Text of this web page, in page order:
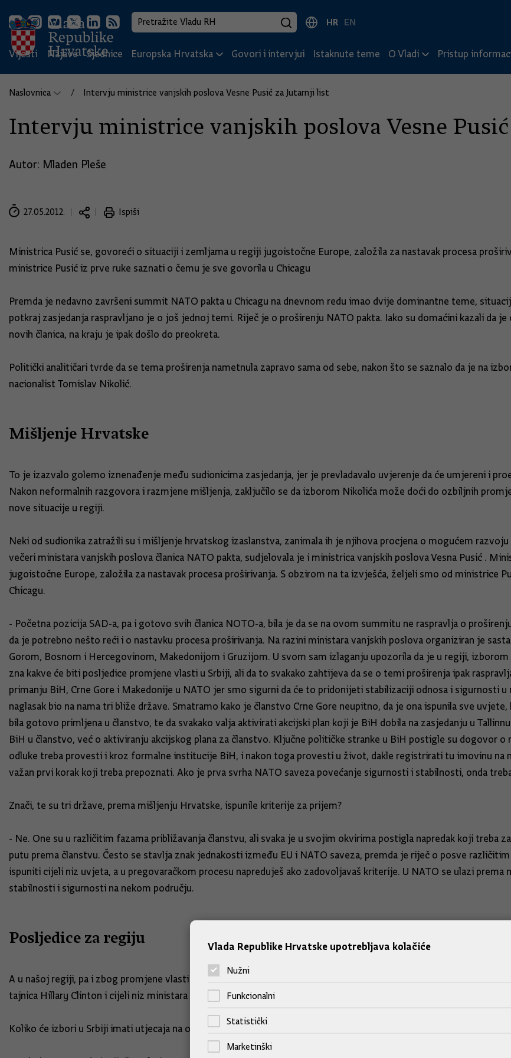
HR EN
Vijesti Najave Sjednice Europska Hrvatska Govori i intervjui Istaknute teme O Vladi Pristup
Naslovnica Intervju ministrice vanjskih poslova Vesne Pusić za Jutarnji list
Intervju ministrice vanjskih poslova Vesne
Autor: Mladen Pleše
27.05.2012. Ispiši
Ministrica Pusić se, govoreći o situaciji i zemljama u regiji jugoistočne Europe, založila za nastavak procesa
ministrice Pusić iz prve ruke saznati o čemu je sve govorila u Chicagu
Premda je nedavno završeni summit NATO pakta u Chicagu na dnevnom redu imao dvije dominantne teme,
potkraj zasjedanja raspravljano je o još jednoj temi. Riječ je o proširenju NATO pakta. Iako su domaćini kazali da
novih članica, na kraju je ipak došlo do preokreta.
Politički analitičari tvrde da se tema proširenja nametnula zapravo sama od sebe, nakon što se saznalo da je na
nacionalist Tomislav Nikolić.
Mišljenje Hrvatske
To je izazvalo golemo iznenađenje među sudionicima zasjedanja, jer je prevladavalo uvjerenje da će umjereni i
Nakon neformalnih razgovora i razmjene mišljenja, zaključilo se da izborom Nikolića može doći do ozbiljnih
nove situacije u regiji.
Neki od sudionika zatražili su i mišljenje hrvatskog izaslanstva, zanimala ih je njihova procjena o mogućem
večeri ministara vanjskih poslova članica NATO pakta, sudjelovala je i ministrica vanjskih poslova Vesna Pusić .
jugoistočne Europe, založila za nastavak procesa proširivanja. S obzirom na ta izvješća, željeli smo od ministrice
Chicagu.
- Početna pozicija SAD-a, pa i gotovo svih članica NOTO-a, bila je da se na ovom summitu ne raspravlja o
da je potrebno nešto reći i o nastavku procesa proširivanja. Na razini ministara vanjskih poslova organiziran je
Gorom, Bosnom i Hercegovinom, Makedonijom i Gruzijom. U svom sam izlaganju upozorila da je u regiji, izborom
zna kakve će biti posljedice promjene vlasti u Srbiji, ali da to svakako zahtijeva da se o temi proširenja ipak
primanju BiH, Crne Gore i Makedonije u NATO jer smo sigurni da će to pridonijeti stabilizaciji odnosa i sigurnosti u
naglasak bio na nama tri bliže države. Smatramo kako je članstvo Crne Gore neupitno, da je ona ispunila sve
bila gotovo primljena u članstvo, te da svakako valja aktivirati akcijski plan koji je BiH dobila na zasjedanju u
BiH u članstvo, već o aktiviranju akcijskog plana za članstvo. Ključne političke stranke u BiH postigle su dogovor
odluke treba provesti i kroz formalne institucije BiH, i nakon toga provesti u život, dakle registrirati tu imovinu
važan prvi korak koji treba prepoznati. Ako je prva svrha NATO saveza povećanje sigurnosti i stabilnosti, onda
Znači, te su tri države, prema mišljenju Hrvatske, ispunile kriterije za prijem?
- Ne. One su u različitim fazama približavanja članstvu, ali svaka je u svojim okvirima postigla napredak koji treba
putu prema članstvu. Često se stavlja znak jednakosti između EU i NATO saveza, premda je riječ o posve
ispuniti cijeli niz uvjeta, a u pregovaračkom procesu napreduješ ako zadovoljavaš kriterije. U NATO se ulazi prema
stabilnosti i sigurnosti na nekom području.
Posljedice za regiju
A u našoj regiji, pa i zbog promjene vlasti u Srbiji, pitanje stabilnosti i sigurnosti od posebnog je značaja. Zbog
tajnica Hillary Clinton i cijeli niz ministara vanjskih poslova na kraju su zaključili kako je ovo bio posljednji summit
Koliko će izbori u Srbiji imati utjecaja na odnose Srbije i Hrvatske?
Vlada Republike Hrvatske upotrebljava kolačiće
Nužni
Funkcionalni
Statistički
Marketinški